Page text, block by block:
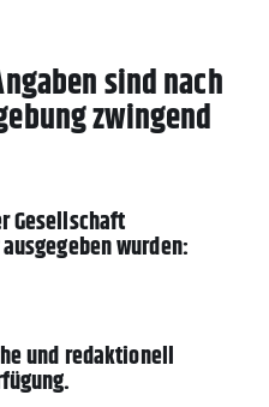
sind nach
zwingend
Gesellschaft
wurden:
und redaktionell